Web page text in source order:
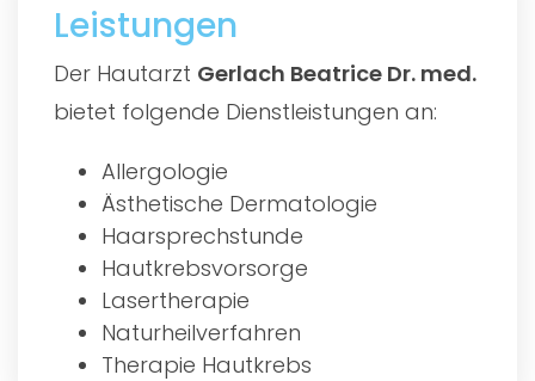
Leistungen
Der Hautarzt Gerlach Beatrice Dr. med.
bietet folgende Dienstleistungen an:
Allergologie
Ästhetische Dermatologie
Haarsprechstunde
Hautkrebsvorsorge
Lasertherapie
Naturheilverfahren
Therapie Hautkrebs